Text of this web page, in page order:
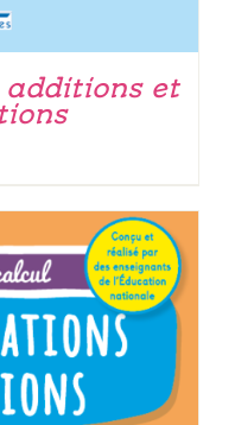
additions et